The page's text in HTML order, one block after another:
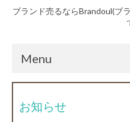
ブランド売るならBrandoul(ブ
Menu
買取について
お知らせ